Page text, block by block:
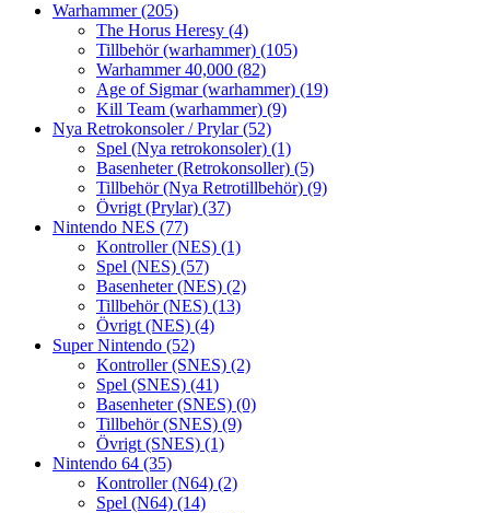
Warhammer(205)
The Horus Heresy (4)
Tillbehör (warhammer) (105)
Warhammer 40,000 (82)
Age of Sigmar (warhammer) (19)
Kill Team (warhammer) (9)
Nya Retrokonsoler / Prylar(52)
Spel (Nya retrokonsoler) (1)
Basenheter (Retrokonsoller) (5)
Tillbehör (Nya Retrotillbehör) (9)
Övrigt (Prylar) (37)
Nintendo NES (77)
Kontroller (NES) (1)
Spel (NES) (57)
Basenheter (NES) (2)
Tillbehör (NES) (13)
Övrigt (NES) (4)
Super Nintendo (52)
Kontroller (SNES) (2)
Spel (SNES) (41)
Basenheter (SNES) (0)
Tillbehör (SNES) (9)
Övrigt (SNES) (1)
Nintendo 64 (35)
Kontroller (N64) (2)
Spel (N64) (14)